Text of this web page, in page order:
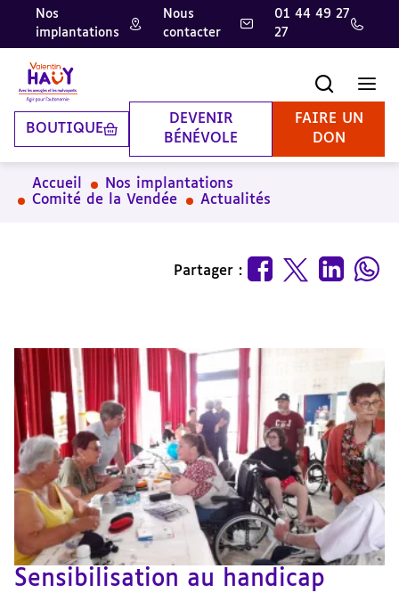
Aller
contenu
principal
Aller
pied
de
page
Aller
la
recherche
Nos
implantations
Nous
contacter
01 44 49 27
27
BOUTIQUE
DEVENIR
BÉNÉVOLE
FAIRE UN
DON
Accueil
Nos implantations
Comité de la Vendée
Actualités
Partager :
Sensibilisation au handicap